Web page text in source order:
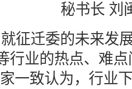
秘书长 刘
征迁委的未来发
行业的热点、难
一致认为，行业